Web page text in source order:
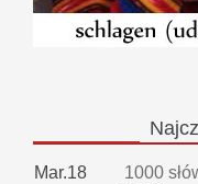
Mar.18
1000